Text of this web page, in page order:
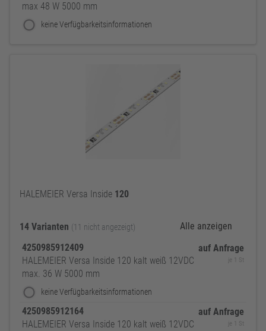
max 48 W 5000 mm
keine Verfügbarkeitsinformationen
HALEMEIER Versa Inside 120
14 Varianten (11 nicht angezeigt)
Alle anzeigen
4250985912409
HALEMEIER Versa Inside 120 kalt weiß 12VDC
max. 36 W 5000 mm
keine Verfügbarkeitsinformationen
auf Anfrage
je 1 St
4250985912164
HALEMEIER Versa Inside 120 kalt weiß 12VDC
auf Anfrage
je 1 St